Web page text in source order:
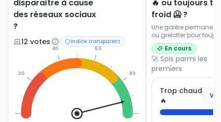
disparaître à cause
des réseaux sociaux
?
12 votes Indice transparent
20
40 60
80
🔥 ou toujours
froid 🥶 ?
Une galère
ou grelotter pour
En cours
🚀 Sois parmi les
premiers
Trop chaud
🔥